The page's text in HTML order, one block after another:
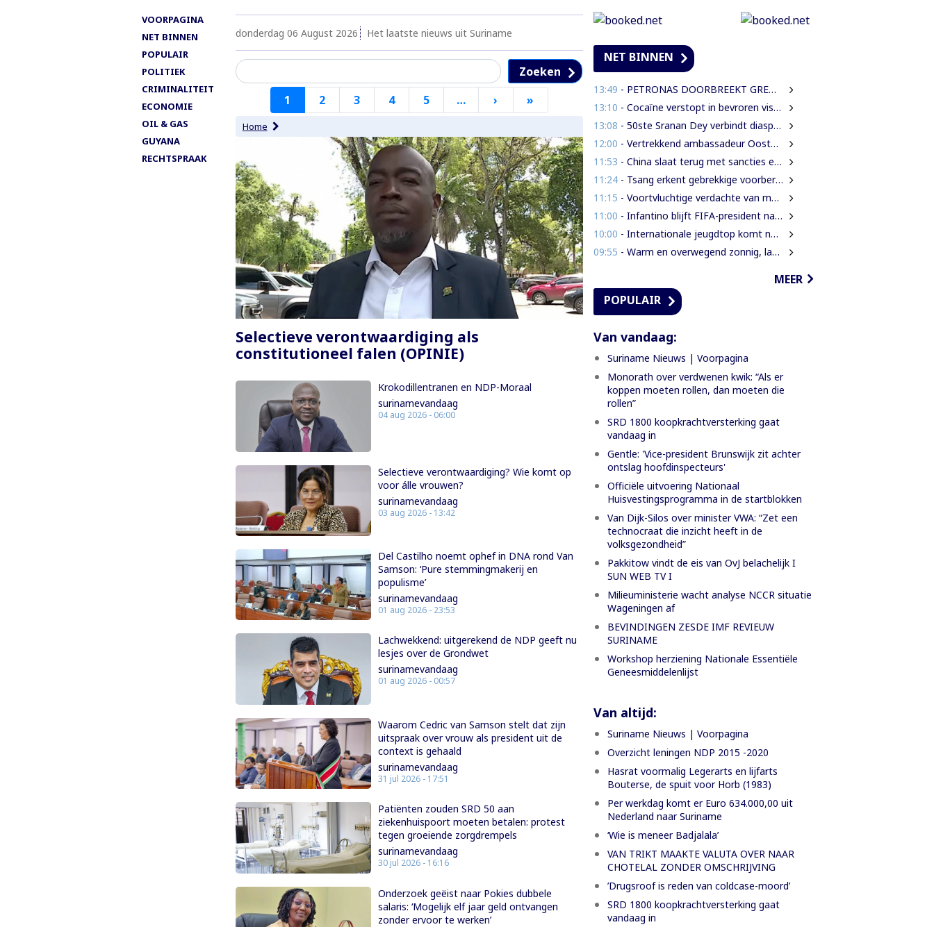
VOORPAGINA
NET BINNEN
POPULAIR
POLITIEK
CRIMINALITEIT
ECONOMIE
OIL & GAS
GUYANA
RECHTSPRAAK
donderdag 06 August 2026 Het laatste nieuws uit Suriname
Zoeken
Paginering
1 2 3 4 5 … › Volgende
pagina
»
pagina
Home
Selectieve verontwaardiging als
constitutioneel falen (OPINIE)
Krokodillentranen en NDP-Moraal
surinamevandaag
04 aug 2026 - 06:00
Selectieve verontwaardiging? Wie komt op
voor álle vrouwen?
surinamevandaag
03 aug 2026 - 13:42
Del Castilho noemt ophef in DNA rond Van
Samson: ‘Pure stemmingmakerij en
populisme’
surinamevandaag
01 aug 2026 - 23:53
Lachwekkend: uitgerekend de NDP geeft nu
lesjes over de Grondwet
surinamevandaag
01 aug 2026 - 00:57
Waarom Cedric van Samson stelt dat zijn
uitspraak over vrouw als president uit de
context is gehaald
surinamevandaag
31 jul 2026 - 17:51
Patiënten zouden SRD 50 aan
ziekenhuispoort moeten betalen: protest
tegen groeiende zorgdrempels
surinamevandaag
30 jul 2026 - 16:16
Onderzoek geëist naar Pokies dubbele
salaris: ‘Mogelijk elf jaar geld ontvangen
zonder ervoor te werken’
NET BINNEN
13:49 - PETRONAS DOORBREEKT GRENS VAN 1 MILJARD VATEN IN BLOK 52 | WAT BETEKENT DEZE MIJLPAAL VOOR DE SURINAAMSE ECONOMIE?
13:10 - Cocaïne verstopt in bevroren vissen ontdekt bij douanecontrole
13:08 - 50ste Sranan Dey verbindt diaspora, cultuur en ondernemerschap in New York
12:00 - Vertrekkend ambassadeur Oostelbos: ‘De grootste rijkdom van Suriname zijn de mensen’
11:53 - China slaat terug met sancties en strengere exportregels in handelsconflict met VS
11:24- Tsang erkent gebrekkige voorbereiding werkzaamheden Domineestraat
11:15 - Voortvluchtige verdachte van mensenhandel uitgeleverd door Guyana
11:00 - Infantino blijft FIFA-president na crisisoverleg en biedt excuses aan
10:00 - Internationale jeugdtop komt naar Paramaribo voor BAITALI COTECC U14 Tennis Cup
09:55 - Warm en overwegend zonnig, later kans op lokale onweersbuien
MEER
POPULAIR
Van vandaag:
Suriname Nieuws | Voorpagina
Monorath over verdwenen kwik: “Als er
koppen moeten rollen, dan moeten die
rollen”
SRD 1800 koopkrachtversterking gaat
vandaag in
Gentle: 'Vice-president Brunswijk zit achter
ontslag hoofdinspecteurs'
Officiële uitvoering Nationaal
Huisvestingsprogramma in de startblokken
Van Dijk-Silos over minister VWA: “Zet een
technocraat die inzicht heeft in de
volksgezondheid”
Pakkitow vindt de eis van OvJ belachelijk I
SUN WEB TV I
Milieuministerie wacht analyse NCCR situatie
Wageningen af
BEVINDINGEN ZESDE IMF REVIEUW
SURINAME
Workshop herziening Nationale Essentiële
Geneesmiddelenlijst
Van altijd:
Suriname Nieuws | Voorpagina
Overzicht leningen NDP 2015 -2020
Hasrat voormalig Legerarts en lijfarts
Bouterse, de spuit voor Horb (1983)
Per werkdag komt er Euro 634.000,00 uit
Nederland naar Suriname
‘Wie is meneer Badjalala’
VAN TRIKT MAAKTE VALUTA OVER NAAR
CHOTELAL ZONDER OMSCHRIJVING
’Drugsroof is reden van coldcase-moord’
SRD 1800 koopkrachtversterking gaat
vandaag in